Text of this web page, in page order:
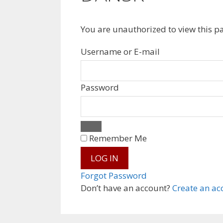
You are unauthorized to view this
Username or E-mail
Password
Don’t have an account? Create an
Remember Me
Forgot Password